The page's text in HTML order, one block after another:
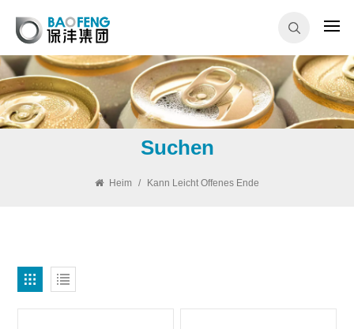
Suchen
Heim / Kann Leicht Offenes Ende